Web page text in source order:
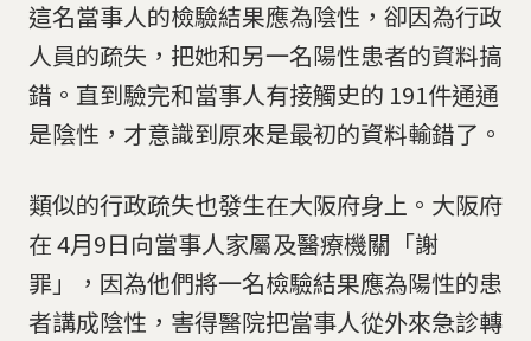
這名當事人的檢驗結果應為陰性，卻因為行政
人員的疏失，把她和另一名陽性患者的資料搞
錯。直到驗完和當事人有接觸史的 191件通通
是陰性，才意識到原來是最初的資料輸錯了。
類似的行政疏失也發生在大阪府身上。大阪府
在 4月9日向當事人家屬及醫療機關「謝
罪」，因為他們將一名檢驗結果應為陽性的患
者講成陰性，害得醫院把當事人從外來急診轉